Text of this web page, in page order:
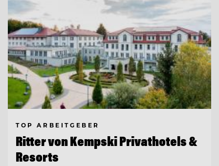
TOP ARBEITGEBER
Ritter von Kempski Privathotels &
Resorts